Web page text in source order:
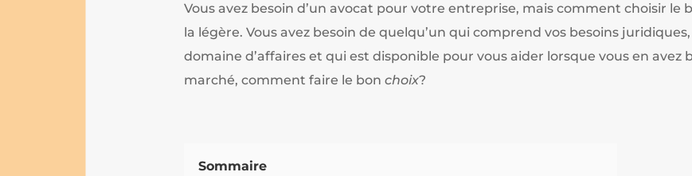
Vous avez besoin d’un avocat pour votre entreprise, mais comment choisir le
la légère. Vous avez besoin de quelqu’un qui comprend vos besoins
domaine d’affaires et qui est disponible pour vous aider lorsque vous en avez
marché, comment faire le bonchoix?
Sommaire